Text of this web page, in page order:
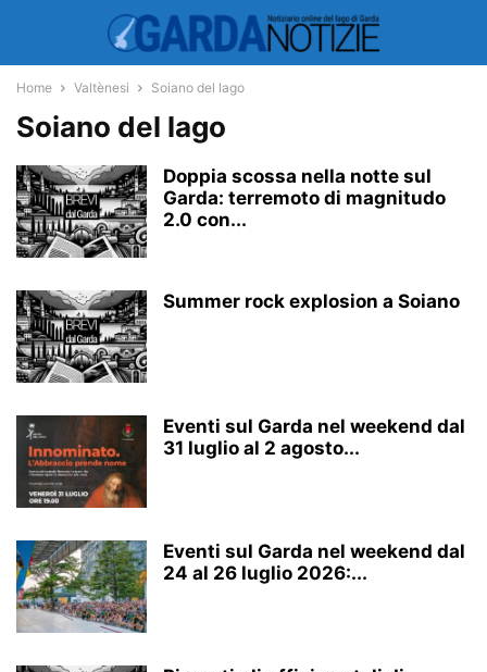
Home Valtènesi Soiano del lago
Soiano del lago
Doppia scossa nella notte sul
Garda: terremoto di magnitudo
2.0 con...
Summer rock explosion a Soiano
Eventi sul Garda nel weekend dal
31 luglio al 2 agosto...
Eventi sul Garda nel weekend dal
24 al 26 luglio 2026:...